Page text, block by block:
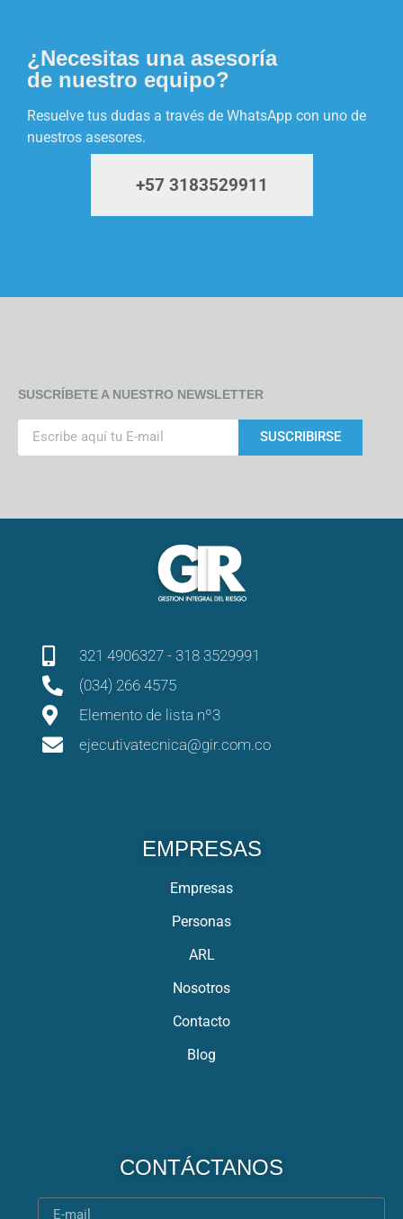
¿Necesitas una asesoría
de nuestro equipo?
Resuelve tus dudas a través de WhatsApp con uno de
nuestros asesores.
+57 3183529911
SUSCRÍBETE A NUESTRO NEWSLETTER
SUSCRIBIRSE
321 4906327 - 318 3529991
(034) 266 4575
Elemento de lista nº3
ejecutivatecnica@gir.com.co
EMPRESAS
Empresas
Personas
ARL
Nosotros
Contacto
Blog
CONTÁCTANOS